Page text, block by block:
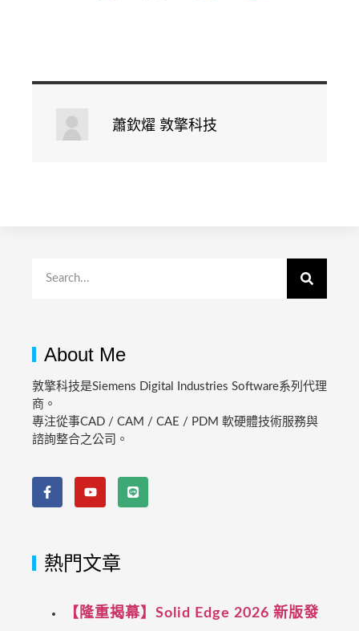
蕭欽燿 敦擎科技
About Me
敦擎科技是Siemens Digital Industries Software系列代理
商。
專注從事CAD / CAM / CAE / PDM 軟硬體技術服務與
諮詢整合之公司。
熱門文章
【隆重揭幕】Solid Edge 2026 新版發